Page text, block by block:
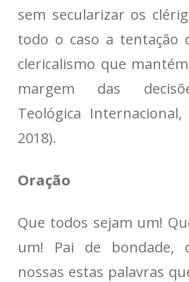
sem secularizar os
todo o caso a tentação
clericalismo que
margem das
Teológica
2018).
Oração
Que todos sejam um!
um! Pai de bondade,
nossas estas palavras